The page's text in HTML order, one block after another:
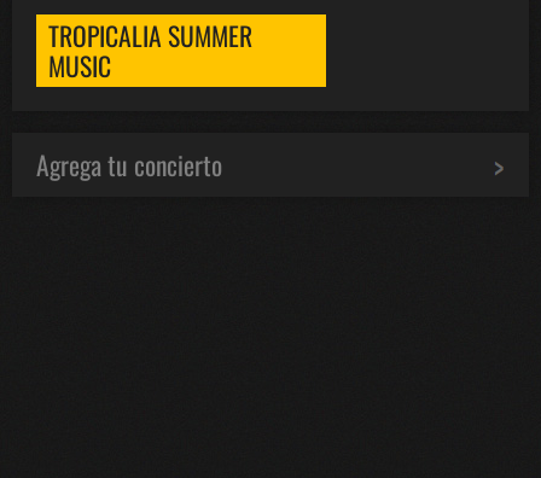
TROPICALIA SUMMER
MUSIC
Agrega tu concierto